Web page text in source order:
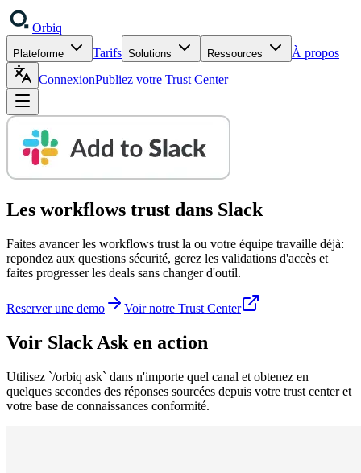
Orbiq
Plateforme Tarifs Solutions Ressources
À propos
ConnexionPubliez votre Trust Center
Les workflows trust dans Slack
Faites avancer les workflows trust la ou votre équipe travaille déjà:
repondez aux questions sécurité, gerez les validations d'accès et
faites progresser les deals sans changer d'outil.
Reserver une demo Voir notre Trust Center
Voir Slack Ask en action
Utilisez `/orbiq ask` dans n'importe quel canal et obtenez en
quelques secondes des réponses sourcées depuis votre trust center et
votre base de connaissances conformité.